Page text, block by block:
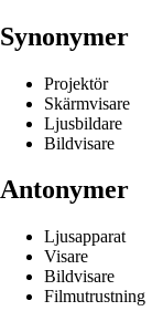
Synonymer
Projektör
Skärmvisare
Ljusbildare
Bildvisare
Antonymer
Ljusapparat
Visare
Bildvisare
Filmutrustning